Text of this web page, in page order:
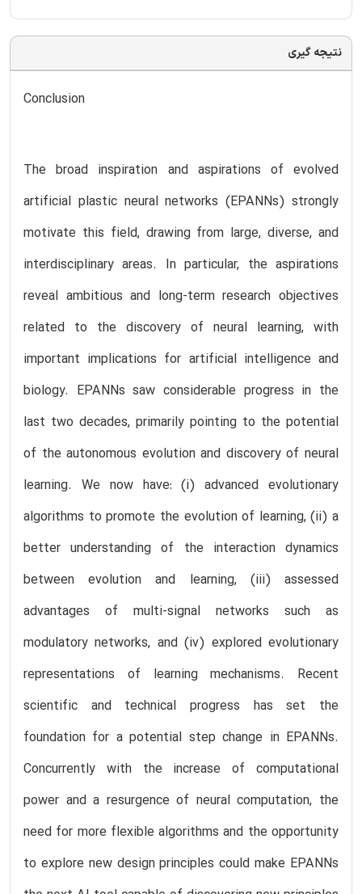
نتیجه گیری
Conclusion
The broad inspiration and aspirations of evolved
artificial plastic neural networks (EPANNs) strongly
motivate this field, drawing from large, diverse, and
interdisciplinary areas. In particular, the aspirations
reveal ambitious and long-term research objectives
related to the discovery of neural learning, with
important implications for artificial intelligence and
biology. EPANNs saw considerable progress in the
last two decades, primarily pointing to the potential
of the autonomous evolution and discovery of neural
learning. We now have: (i) advanced evolutionary
algorithms to promote the evolution of learning, (ii) a
better understanding of the interaction dynamics
between evolution and learning, (iii) assessed
advantages of multi-signal networks such as
modulatory networks, and (iv) explored evolutionary
representations of learning mechanisms. Recent
scientific and technical progress has set the
foundation for a potential step change in EPANNs.
Concurrently with the increase of computational
power and a resurgence of neural computation, the
need for more flexible algorithms and the opportunity
to explore new design principles could make EPANNs